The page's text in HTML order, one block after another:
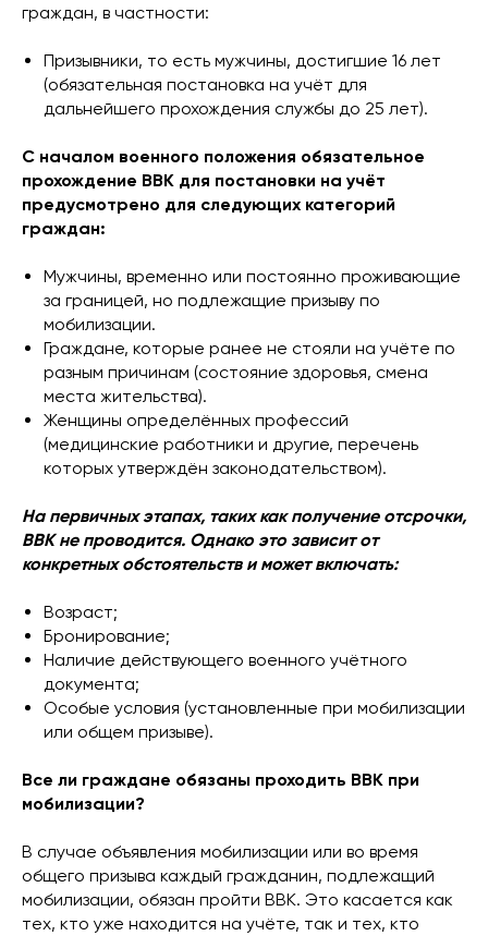
граждан, в частности:
Призывники, то есть мужчины, достигшие 16 лет
(обязательная постановка на учёт для
дальнейшего прохождения службы до 25 лет).
С началом военного положения обязательное
прохождение ВВК для постановки на учёт
предусмотрено для следующих категорий
граждан:
Мужчины, временно или постоянно проживающие
за границей, но подлежащие призыву по
мобилизации.
Граждане, которые ранее не стояли на учёте по
разным причинам (состояние здоровья, смена
места жительства).
Женщины определённых профессий
(медицинские работники и другие, перечень
которых утверждён законодательством).
На первичных этапах, таких как получение отсрочки,
ВВК не проводится. Однако это зависит от
конкретных обстоятельств и может включать:
Возраст;
Бронирование;
Наличие действующего военного учётного
документа;
Особые условия (установленные при мобилизации
или общем призыве).
Все ли граждане обязаны проходить ВВК при
мобилизации?
В случае объявления мобилизации или во время
общего призыва каждый гражданин, подлежащий
мобилизации, обязан пройти ВВК. Это касается как
тех, кто уже находится на учёте, так и тех, кто